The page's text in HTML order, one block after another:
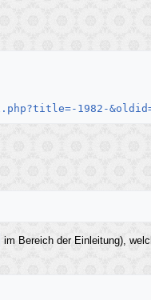
1982-
im Bereich der Einleitung),